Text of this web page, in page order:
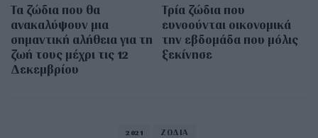
Τα ζώδια που θα
ανακαλύψουν μια
σημαντική αλήθεια για τη
ζωή τους μέχρι τις 12
Δεκεμβρίου
Τρία ζώδια που
ευνοούνται οικονομικά
την εβδομάδα που μόλις
ξεκίνησε
2021 ΖΩΔΙΑ